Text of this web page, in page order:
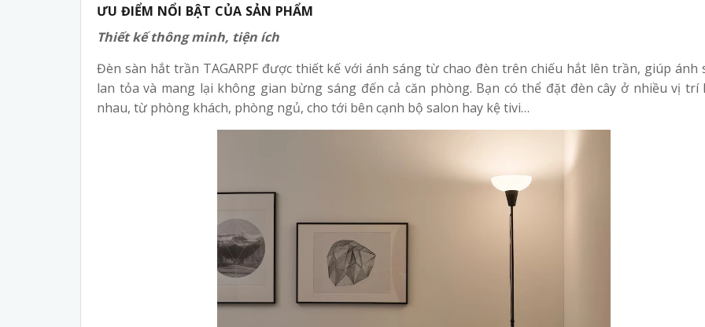
ƯU ĐIỂM NỔI BẬT CỦA SẢN PHẨM
Thiết kế thông minh, tiện ích
Đèn sàn hắt trần TAGARPF được thiết kế với ánh sáng từ chao đèn trên chiếu hắt lên trần, giúp ánh
lan tỏa và mang lại không gian bừng sáng đến cả căn phòng. Bạn có thể đặt đèn cây ở nhiều vị trí
nhau, từ phòng khách, phòng ngủ, cho tới bên cạnh bộ salon hay kệ tivi…